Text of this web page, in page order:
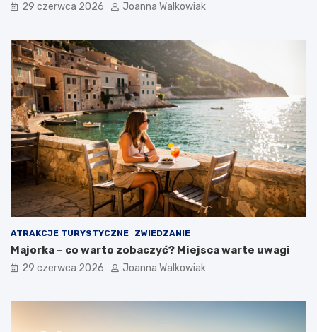
29 czerwca 2026 Joanna Walkowiak
ATRAKCJE TURYSTYCZNE ZWIEDZANIE
Majorka – co warto zobaczyć? Miejsca warte uwagi
29 czerwca 2026 Joanna Walkowiak